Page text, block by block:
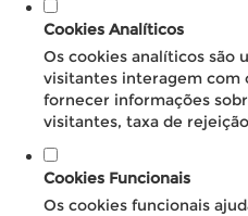
Cookies Analíticos
Os cookies analíticos são
visitantes interagem com
fornecer informações
visitantes, taxa de
Cookies Funcionais
Os cookies funcionais